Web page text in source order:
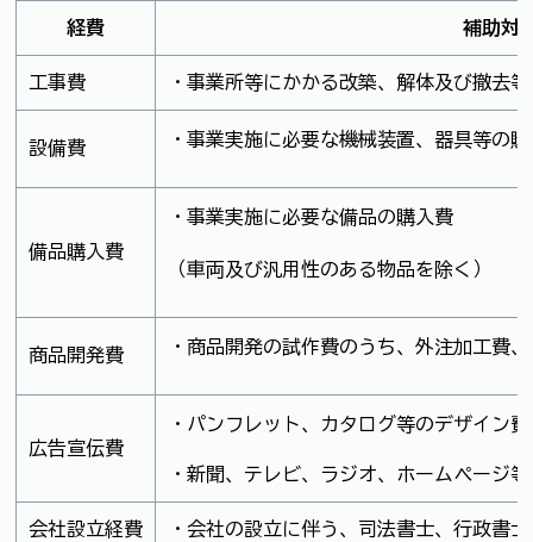
経費 補助対
工事費 ・事業所等にかかる改築、解体及び撤去
設備費 ・事業実施に必要な機械装置、器具等の
備品購入費
・事業実施に必要な備品の購入費
（車両及び汎用性のある物品を除く）
商品開発費 ・商品開発の試作費のうち、外注加工費
広告宣伝費
・パンフレット、カタログ等のデザイン
・新聞、テレビ、ラジオ、ホームページ
会社設立経費 ・会社の設立に伴う、司法書士、行政書